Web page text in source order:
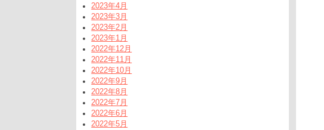
2023年4月
2023年3月
2023年2月
2023年1月
2022年12月
2022年11月
2022年10月
2022年9月
2022年8月
2022年7月
2022年6月
2022年5月